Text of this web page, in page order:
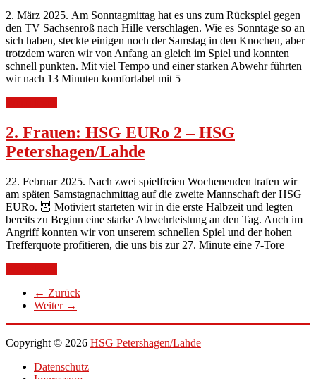
2. März 2025. Am Sonntagmittag hat es uns zum Rückspiel gegen
den TV Sachsenroß nach Hille verschlagen. Wie es Sonntage so an
sich haben, steckte einigen noch der Samstag in den Knochen, aber
trotzdem waren wir von Anfang an gleich im Spiel und konnten
schnell punkten. Mit viel Tempo und einer starken Abwehr führten
wir nach 13 Minuten komfortabel mit 5
2. Frauen: HSG EURo 2 – HSG
Petershagen/Lahde
22. Februar 2025. Nach zwei spielfreien Wochenenden trafen wir
am späten Samstagnachmittag auf die zweite Mannschaft der HSG
EURo. 🦉 Motiviert starteten wir in die erste Halbzeit und legten
bereits zu Beginn eine starke Abwehrleistung an den Tag. Auch im
Angriff konnten wir von unserem schnellen Spiel und der hohen
Trefferquote profitieren, die uns bis zur 27. Minute eine 7-Tore
← Zurück
Weiter →
Copyright © 2026 HSG Petershagen/Lahde
Datenschutz